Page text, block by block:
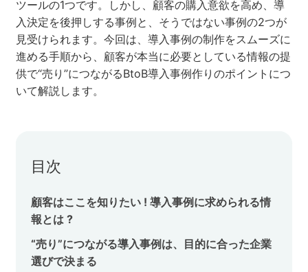
SEO ホワイトペーパー
CRM KARTE
実績・事例
セミナー
ツールの1つです。しかし、顧客の購入意欲を高め、導
入決定を後押しする事例と、そうではない事例の2つが
見受けられます。今回は、導入事例の制作をスムーズに
進める手順から、顧客が本当に必要としている情報の提
供で“売り”につながるBtoB導入事例作りのポイントにつ
いて解説します。
目次
顧客はここを知りたい ! 導入事例に求められる情
報とは ?
“売り”につながる導入事例は、目的に合った企業
選びで決まる